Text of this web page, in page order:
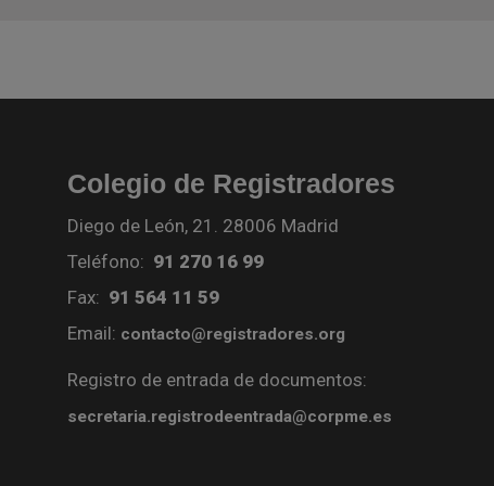
Colegio de Registradores
Diego de León, 21. 28006 Madrid
Teléfono: 91 270 16 99
Fax: 91 564 11 59
Email: contacto@registradores.org
Registro de entrada de documentos:
secretaria.registrodeentrada@corpme.es